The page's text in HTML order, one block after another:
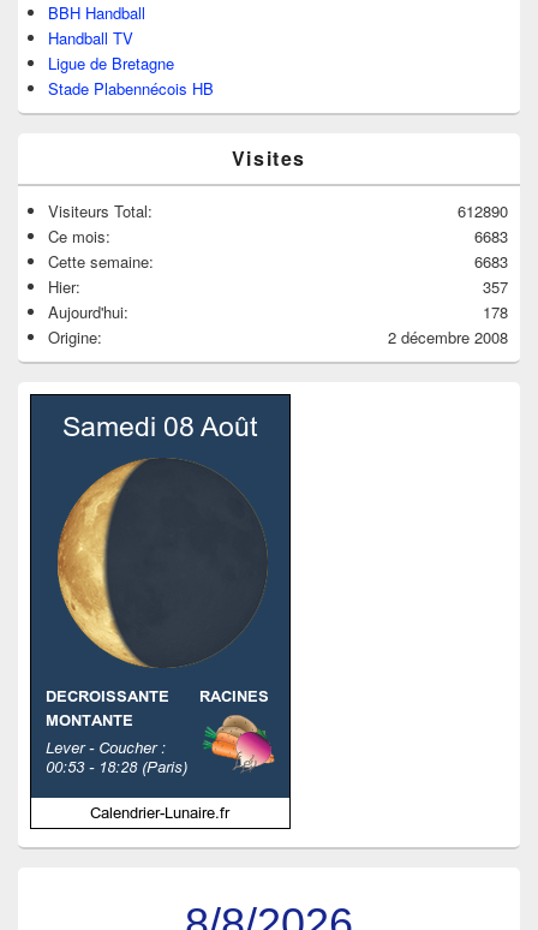
BBH Handball
Handball TV
Ligue de Bretagne
Stade Plabennécois HB
Visites
612890
Visiteurs Total:
6683
Ce mois:
6683
Cette semaine:
357
Hier:
178
Aujourd'hui:
2 décembre 2008
Origine: